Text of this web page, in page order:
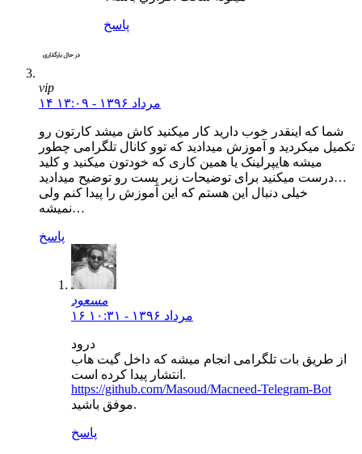
پاسخ
vip
۱۴ مرداد ۱۳۹۶ - ۱۳:۰۹
شما که اینقدر خوب دارید کار میکنید کاش میشد کارتون رو
تکمیل میکردید و آموزش میدادید که توو کانال تلگرامی چطور
میشه هایپرلینک یا همین کاری که خودتون میکنید و کلید
درست میکنید برای توضیحات زیر پست رو توضیح میدادید…
خیلی دنبال این هستم که این آموزش را پیدا کنم ولی
نمیشه…
پاسخ
مسعود
۱۶ مرداد ۱۳۹۶ - ۱۰:۳۱
درود
از طریق بات تلگرامی انجام میشه که داخل گیت هاب
انتشار پیدا کرده است.
https://github.com/Masoud/Macneed-Telegram-Bot
موفق باشید.
پاسخ